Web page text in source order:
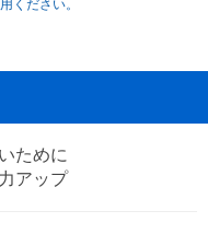
ください。
ために
アップ